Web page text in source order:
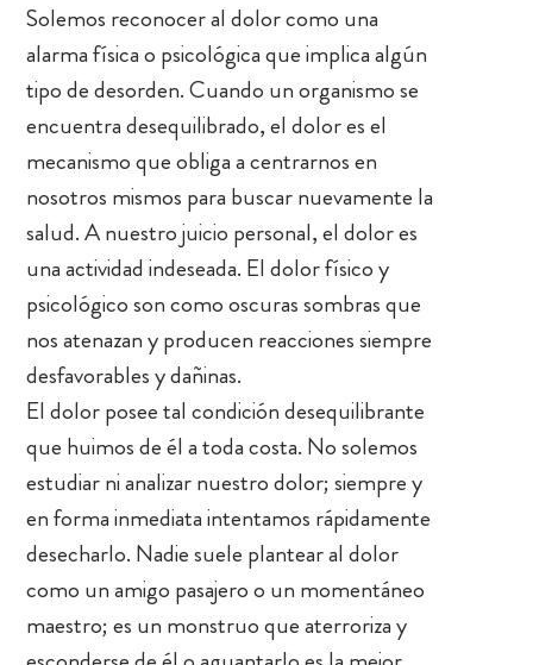
Solemos reconocer al dolor como una
alarma física o psicológica que implica algún
tipo de desorden. Cuando un organismo se
encuentra desequilibrado, el dolor es el
mecanismo que obliga a centrarnos en
nosotros mismos para buscar nuevamente la
salud. A nuestro juicio personal, el dolor es
una actividad indeseada. El dolor físico y
psicológico son como oscuras sombras que
nos atenazan y producen reacciones siempre
desfavorables y dañinas.
El dolor posee tal condición desequilibrante
que huimos de él a toda costa. No solemos
estudiar ni analizar nuestro dolor; siempre y
en forma inmediata intentamos rápidamente
desecharlo. Nadie suele plantear al dolor
como un amigo pasajero o un momentáneo
maestro; es un monstruo que aterroriza y